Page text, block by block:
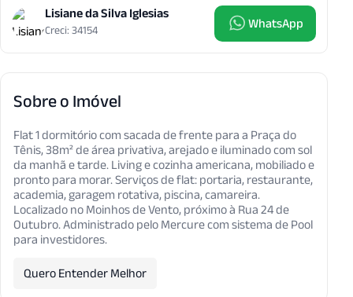
Lisiane da Silva Iglesias
Creci: 34154 WhatsApp
Sobre o Imóvel
Flat 1 dormitório com sacada de frente para a Praça do
Tênis, 38m² de área privativa, arejado e iluminado com sol
da manhã e tarde. Living e cozinha americana, mobiliado e
pronto para morar. Serviços de flat: portaria, restaurante,
academia, garagem rotativa, piscina, camareira.
Localizado no Moinhos de Vento, próximo à Rua 24 de
Outubro. Administrado pelo Mercure com sistema de Pool
para investidores.
Quero Entender Melhor